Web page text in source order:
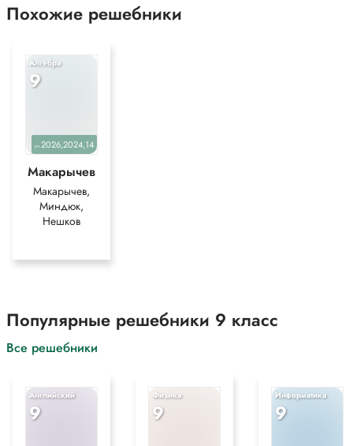
Похожие решебники
Алгебра
9
уч.2026,2024,14
Макарычев
Макарычев,
Миндюк,
Нешков
Популярные решебники 9 класс
Все решебники
Английский
9
Физика
9
Информатика
9